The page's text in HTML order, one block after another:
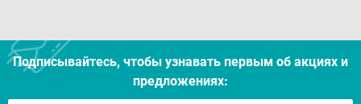
Подписывайтесь, чтобы узнавать первым об акцияx и
предложениях: